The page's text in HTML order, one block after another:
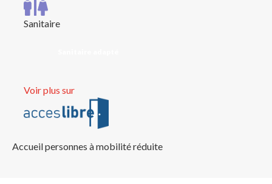
Sanitaire
Voir plus sur
Accueil personnes à mobilité réduite